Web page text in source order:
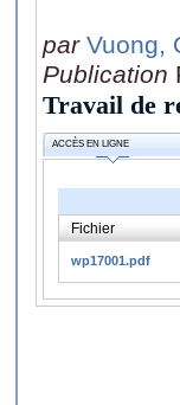
par Vuong,
Publication
Travail de
ACCÈS EN LIGNE
Fichier
wp17001.pdf